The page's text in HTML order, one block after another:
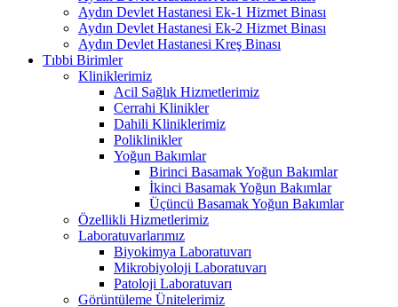
Aydın Devlet Hastanesi Ek-1 Hizmet Binası
Aydın Devlet Hastanesi Ek-2 Hizmet Binası
Aydın Devlet Hastanesi Kreş Binası
Tıbbi Birimler
Kliniklerimiz
Acil Sağlık Hizmetlerimiz
Cerrahi Klinikler
Dahili Kliniklerimiz
Poliklinikler
Yoğun Bakımlar
Birinci Basamak Yoğun Bakımlar
İkinci Basamak Yoğun Bakımlar
Üçüncü Basamak Yoğun Bakımlar
Özellikli Hizmetlerimiz
Laboratuvarlarımız
Biyokimya Laboratuvarı
Mikrobiyoloji Laboratuvarı
Patoloji Laboratuvarı
Görüntüleme Ünitelerimiz